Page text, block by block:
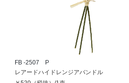
FB -2507 P
レアードハイドレンジアバンドル